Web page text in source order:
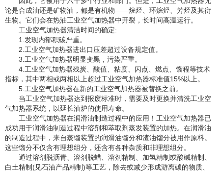
论是合成油还是矿物油，都是有机物——烷烃、环烷烃、芳烃及其衍
生物。它们会在热油工业空气加热器中开裂，长时间高温运行。
工业空气加热器清洁时间的确定:
1.发现内部积碳严重。
2.工业空气加热器进出口压差超过设备规定值。
3.工业空气加热器明显变黑，污染严重。
4.工业空气加热器残炭、酸值、粘度、闪点、燃点、馏程等技术
指标，其中两相或两相以上超过工业空气加热器标准值15%以上。
5.工业空气加热器在新的工业空气加热器被替换之前。
当工业空气加热器达到报废标准时，需要及时更换并清洗工业空
气加热器系统，以延长油炉的使用寿命。
工业空气加热器在润滑油制造过程中的应用！工业空气加热器已
成功用于润滑油制造过程中溶剂和萃取剂蒸发装置的加热。在润滑油
的制造过程中，来自蒸馏装置的润滑油馏分和渣油馏分被用作原料。
这些馏分不仅含有理想组分，还含有各种杂质和非理想组分。
通过溶剂脱沥青、溶剂脱蜡、溶剂精制、加氢精制或酸碱精制、
白土精制(见石油产品精制)等工艺，除去或减少形成游离碳的物质、